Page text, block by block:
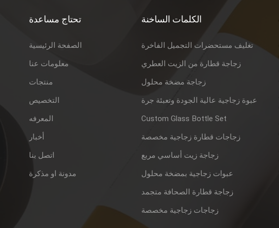
تحتاج مساعدة
الصفحة الرئيسية
معلومات عنا
منتجات
التخصيص
المعرفه
أخبار
اتصل بنا
مدونة او مذكرة
الكلمات الساخنة
تغليف مستحضرات التجميل الفاخرة
زجاجة قطارة من الزيت العطري
زجاجة مضخة محلول
عبوة زجاجية عالية الجودة وتعبئة جرة
Custom Glass Bottle Set
زجاجات قطارة زجاجية مخصصة
زجاجة زيت أساسي مربع
عبوات زجاجية بمضخة محلول
زجاجة قطارة الصحافة متجمد
زجاجات زجاجية مخصصة